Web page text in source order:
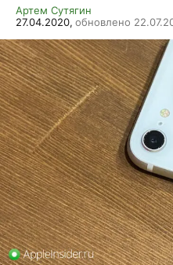
Артем Сутягин
27.04.2020, обновлено